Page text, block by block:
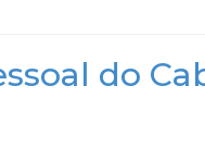
do